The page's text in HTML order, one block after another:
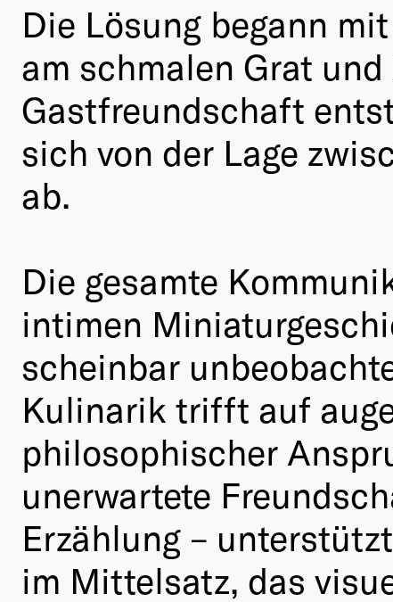
Die Lösung begann
am schmalen Grat
Gastfreundschaft
sich von der Lage
ab.
Die gesamte
intimen
scheinbar
Kulinarik trifft auf
philosophischer
unerwartete
Erzählung –
im Mittelsatz, das